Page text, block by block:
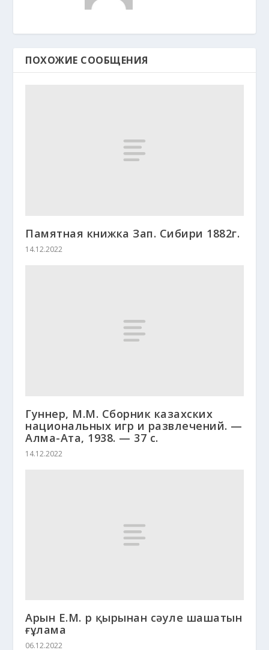
ПОХОЖИЕ СООБЩЕНИЯ
Памятная книжка Зап. Сибири 1882г.
14.12.2022
Гуннер, М.М. Сборник казахских
национальных игр и развлечений. —
Алма-Ата, 1938. — 37 c.
14.12.2022
Арын Е.М. Әр қырынан сәуле шашатын
ғұлама
06.12.2022